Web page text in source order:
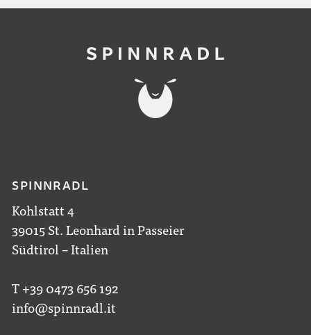
SPINNRADL
Kohlstatt 4
39015 St. Leonhard in Passeier
Südtirol – Italien
T +39 0473 656 192
info@spinnradl.it